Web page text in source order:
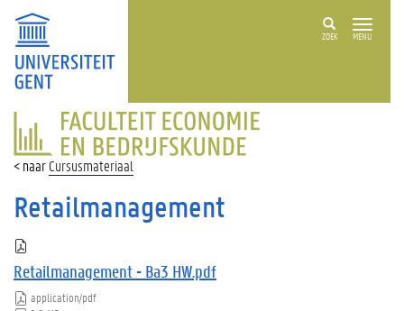
ZOEK MENU
FACULTEIT
ECONOMIE
EN
BEDRIJFSKUNDE
Cursusmateriaal
Retailmanagement
Retailmanagement - Ba3 HW.pdf
application/pdf